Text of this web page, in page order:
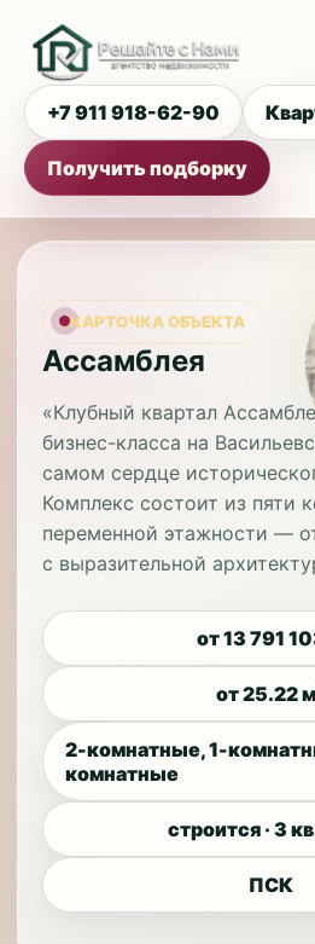
+7 911 918-62-90
Получить подборку
КАРТОЧКА ОБЪЕКТА
Ассамблея
«Клубный квартал
бизнес-класса на
самом сердце
Комплекс состоит из пяти
переменной этажности —
с выразительной
от 13 791
от 25.22
2-комнатные, 1-
комнатные
строится · 3
ПСК